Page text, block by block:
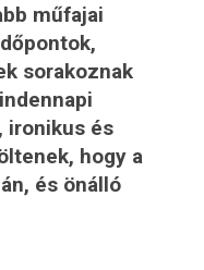
műfajai
sorakoznak
ironikus és
hogy a
és önálló